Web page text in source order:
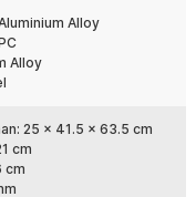
yang tajam dan presisi,
grind bubuk kopi yang
yang konsisten serta
extraction. Cocok
46 level untuk
seduh. Mulai dari extra
hingga coarse untuk
Alloy
Alloy
25 x 41.5 x 63.5 cm
cm
cm